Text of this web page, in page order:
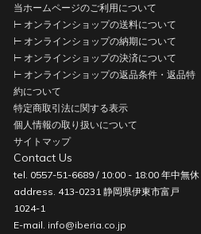
当ホームページのご利用について
⊢ オンラインショップの送料について
⊢ オンラインショップの納期について
⊢ オンラインショップの決済について
⊢ オンラインショップの返品条件・返品特
約について
特定商取引法に関する表示
個人情報の取り扱いについて
サイトマップ
Contact Us
tel. 0557-51-6689 / 10:00 - 18:00 年中無休
address. 413-0231 静岡県伊東市富戸
1024-1
E-mail. info@iberia.co.jp